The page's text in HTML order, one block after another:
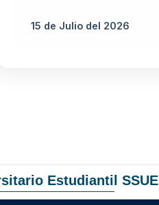
15 de Juliodel 2026
Estudiantil SSUE